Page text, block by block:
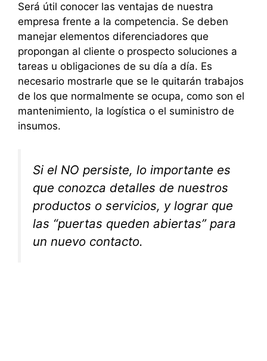
Será útil conocer las ventajas de nuestra
empresa frente a la competencia. Se deben
manejar elementos diferenciadores que
propongan al cliente o prospecto soluciones a
tareas u obligaciones de su día a día. Es
necesario mostrarle que se le quitarán trabajos
de los que normalmente se ocupa, como son el
mantenimiento, la logística o el suministro de
insumos.
Si el NO persiste, lo importante es
que conozca detalles de nuestros
productos o servicios, y lograr que
las “puertas queden abiertas” para
un nuevo contacto.